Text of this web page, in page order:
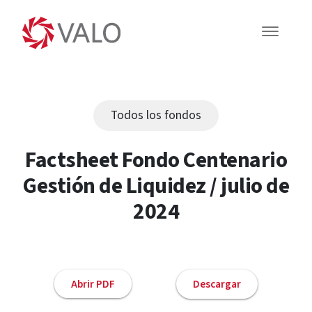
Todos los fondos
Factsheet Fondo Centenario
Gestión de Liquidez / julio de
2024
Abrir PDF Descargar